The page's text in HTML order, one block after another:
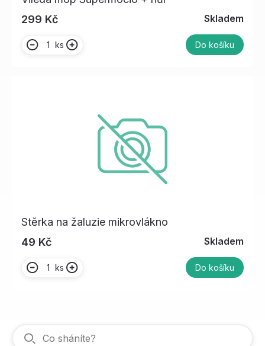
299 Kč
Skladem
ks Do košíku
Stěrka na žaluzie mikrovlákno
49 Kč
Skladem
ks Do košíku